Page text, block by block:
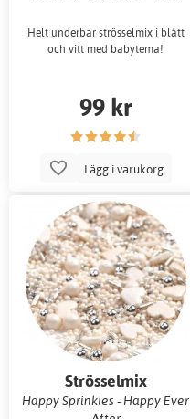
Helt underbar strösselmix i blått
och vitt med babytema!
99 kr
Lägg i varukorg
Strösselmix
Happy Sprinkles - Happy Ever